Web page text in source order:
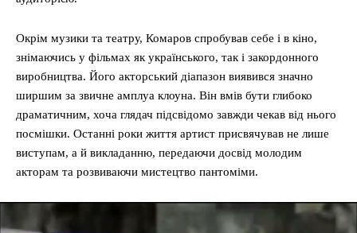
Окрім музики та театру, Комаров спробував себе і в кіно,
знімаючись у фільмах як українського, так і закордонного
виробництва. Його акторський діапазон виявився значно
ширшим за звичне амплуа клоуна. Він вмів бути глибоко
драматичним, хоча глядач підсвідомо завжди чекав від нього
посмішки. Останні роки життя артист присвячував не лише
виступам, а й викладанню, передаючи досвід молодим
акторам та розвиваючи мистецтво пантоміми.